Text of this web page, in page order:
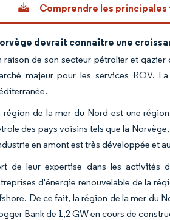
Comprendre les
devrait connaître une
raison de son secteur pétrolier et
majeur pour les services ROV.
région de la mer du Nord est une
des pays voisins tels que la
en amont est très développée et
de leur expertise dans les activités
d'énergie renouvelable de la
De ce fait, la région de la mer du
Bank de 1,2 GW en cours de